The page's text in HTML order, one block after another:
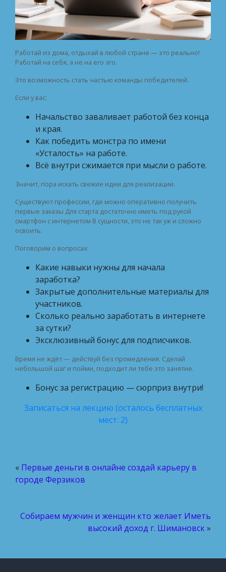
Работай из дома, отдыхай в любой стране — это реально!
Работай на себя, а не на его эго.
Это возможность стать частью команды победителей.
Если у вас:
Начальство заваливает работой без конца
и края.
Как победить монстра по имени
«Усталость» на работе.
Всё внутри сжимается при мысли о работе.
Значит, пора искать свежие идеи для реализации.
Существуют профессии, где можно оперативно получить
первые заказы Для старта достаточно иметь под рукой
смартфон с интернетом В сущности, это не так уж и сложно
освоить.
Поговорим о вопросах:
Какие навыки нужны для начала
заработка?
Закрытые дополнительные материалы для
участников.
Сколько реально заработать в интернете
за сутки?
Эксклюзивный бонус для подписчиков.
Время не ждёт — действуй без промедления. Сделай
небольшой шаг и пойми, подходит ли тебе это занятие.
Бонус за регистрацию — сюрприз внутри!
Записаться на лекцию (осталось бесплатных
мест: 2)
« Первые деньги в онлайне создай карьеру в
городе Ферзиков
Собираем мужчин и женщин кто желает Иметь
высокий доход г. Шимановск»